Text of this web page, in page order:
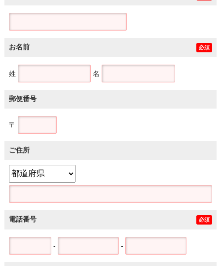
お名前 必須
姓 名
郵便番号
〒
ご住所
電話番号 必須
- -